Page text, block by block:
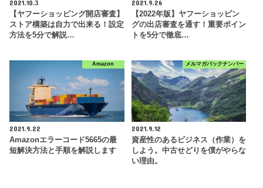
2021.10.3
【ヤフーショッピング開店審査】
ストア構築は自力で出来る！設定
方法を5分で解説…
2021.9.26
【2022年版】ヤフーショッピン
グの出店審査を通す！重要ポイン
トを5分で徹底…
Amazon
2021.9.22
Amazonエラーコード5665の最
短解決方法と手順を解説します
メルマガバックナンバー
2021.9.12
資産性のあるビジネス（作業）を
しよう。中古せどりを僕がやらな
い理由。